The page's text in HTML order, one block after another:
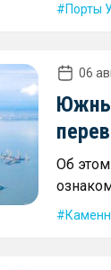
Порты
06
Об этом